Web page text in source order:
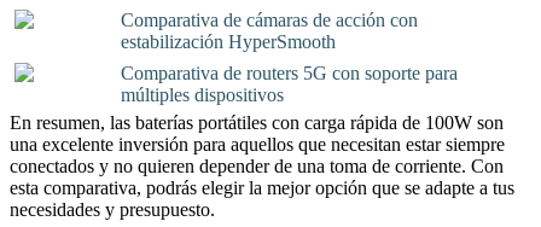
Comparativa de cámaras de acción con
estabilización HyperSmooth
Comparativa de routers 5G con soporte para
múltiples dispositivos
En resumen, las baterías portátiles con carga rápida de 100W son
una excelente inversión para aquellos que necesitan estar siempre
conectados y no quieren depender de una toma de corriente. Con
esta comparativa, podrás elegir la mejor opción que se adapte a tus
necesidades y presupuesto.